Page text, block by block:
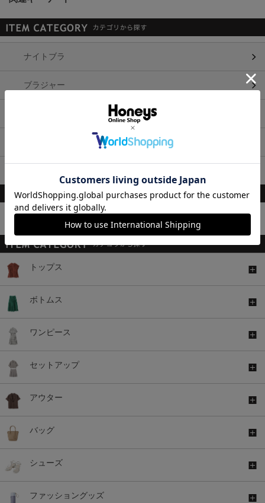
ナイトブラ
ブラジャー
ブラ・ショーツセット
柄・素材・その他
トップス
ボトムス
ワンピース
セットアップ
アウター
バッグ
シューズ
ファッショングッズ